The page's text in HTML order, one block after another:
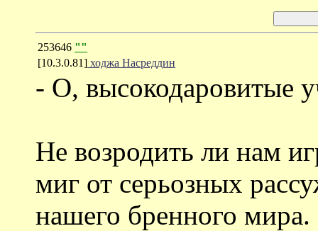
253646 ""
[10.3.0.81] ходжа Насреддин
- О, высокодаровитые
Не возродить ли нам
миг от серьозных
нашего бренного мира.